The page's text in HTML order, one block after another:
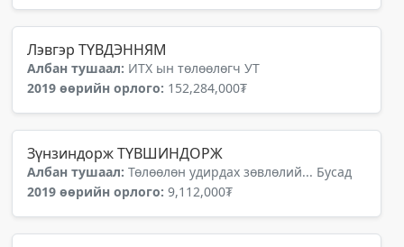
Лэвгэр ТҮВДЭННЯМ
Албан тушаал: ИТХ ын төлөөлөгч УТ
2019 өөрийн орлого: 152,284,000₮
Зүнзиндорж ТҮВШИНДОРЖ
Албан тушаал: Төлөөлөн удирдах зөвлөлий... Бусад
2019 өөрийн орлого: 9,112,000₮